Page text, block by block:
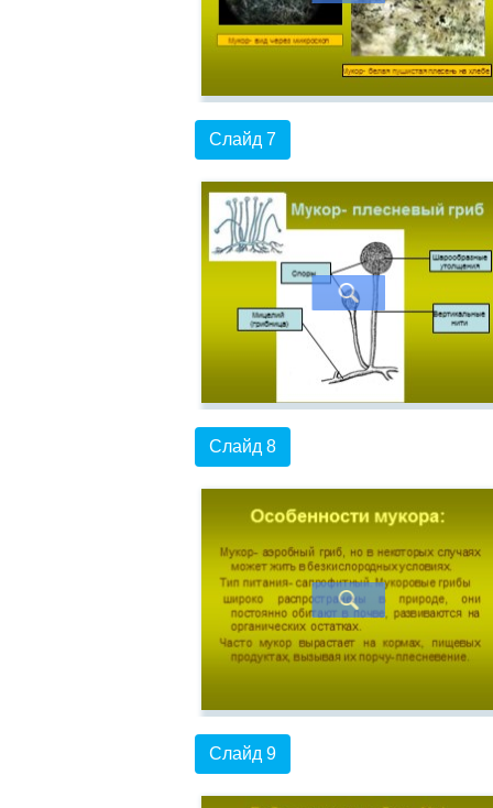
Слайд 7
Слайд 8
Слайд 9